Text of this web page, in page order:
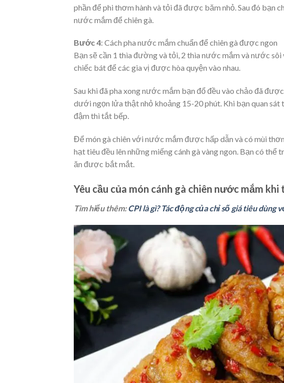
phần để phi thơm hành và tỏi đã được băm nhỏ. Sau đó bạn
nước mắm để chiên gà.
Bước 4: Cách pha nước mắm chuẩn để chiên gà được ngon
Bạn sẽ cần 1 thìa đường và tỏi, 2 thìa nước mắm và nước
chiếc bát để các gia vị được hòa quyện vào nhau.
Sau khi đã pha xong nước mắm bạn đổ đều vào chảo đã
dưới ngọn lửa thật nhỏ khoảng 15-20 phút. Khi bạn quan sát
đậm thì tắt bếp.
Để món gà chiên với nước mắm được hấp dẫn và có mùi
hạt tiêu đều lên những miếng cánh gà vàng ngon. Bạn có
ăn được bắt mắt.
Yêu cầu của món cánh gà chiên nước mắm khi
Tìm hiểu thêm:CPI là gì? Tác động của chỉ số giá tiêu dùng